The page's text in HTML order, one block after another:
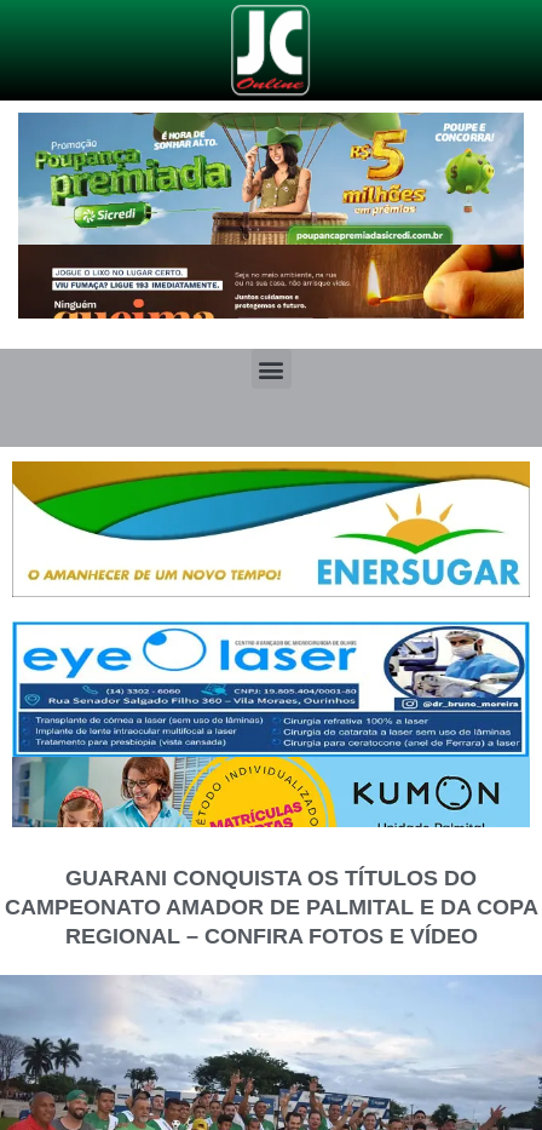
GUARANI CONQUISTA OS TÍTULOS DO
CAMPEONATO AMADOR DE PALMITAL E DA COPA
REGIONAL – CONFIRA FOTOS E VÍDEO